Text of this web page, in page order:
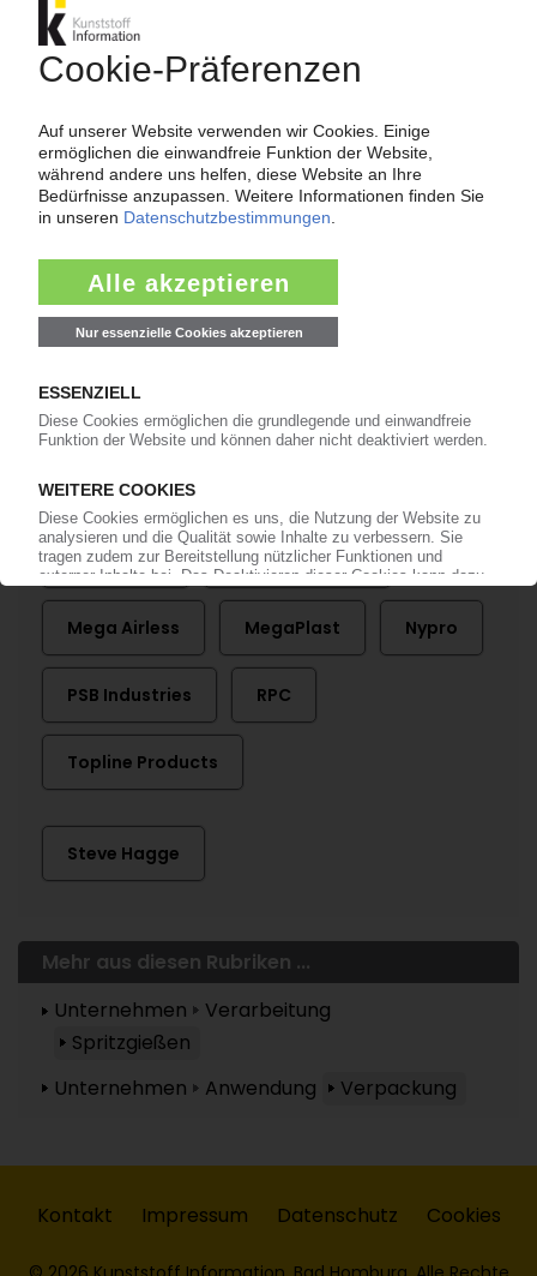
Jetzt kostenlos testen
Bereits KI-Abonnent? Jetzt
anmelden!
Mehr zu ...
Amcor AptarGroup
Deluxe Packages
Huhtamaki Jiffy Packaging
Mega Airless MegaPlast Nypro
PSB Industries RPC
Topline Products
Steve Hagge
Mehr aus diesen Rubriken ...
Unternehmen
Verarbeitung
Spritzgießen
Unternehmen
Anwendung Verpackung
Kontakt Impressum Datenschutz Cookies